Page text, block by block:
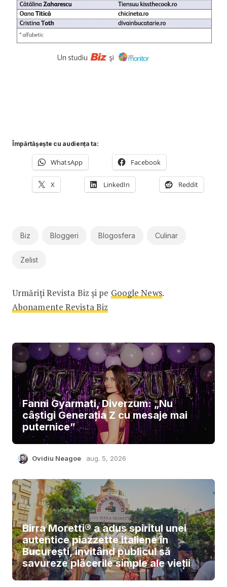
Împărtășește cu audiența ta:
WhatsApp Facebook
X LinkedIn Reddit
Biz Bloggeri Blogosfera Culinar
Zelist
Urmăriți Revista Biz și pe Google News.
Abonamente Revista Biz
Fanni Gyarmati, Diverzum: „Nu
câștigi Generația Z cu mesaje mai
puternice”
Ovidiu Neagoe aug. 5, 2026
Birra Moretti® a adus spiritul unei
autentice piazzette italiene în
București, invitând publicul să
savureze plăcerile simple ale vieții